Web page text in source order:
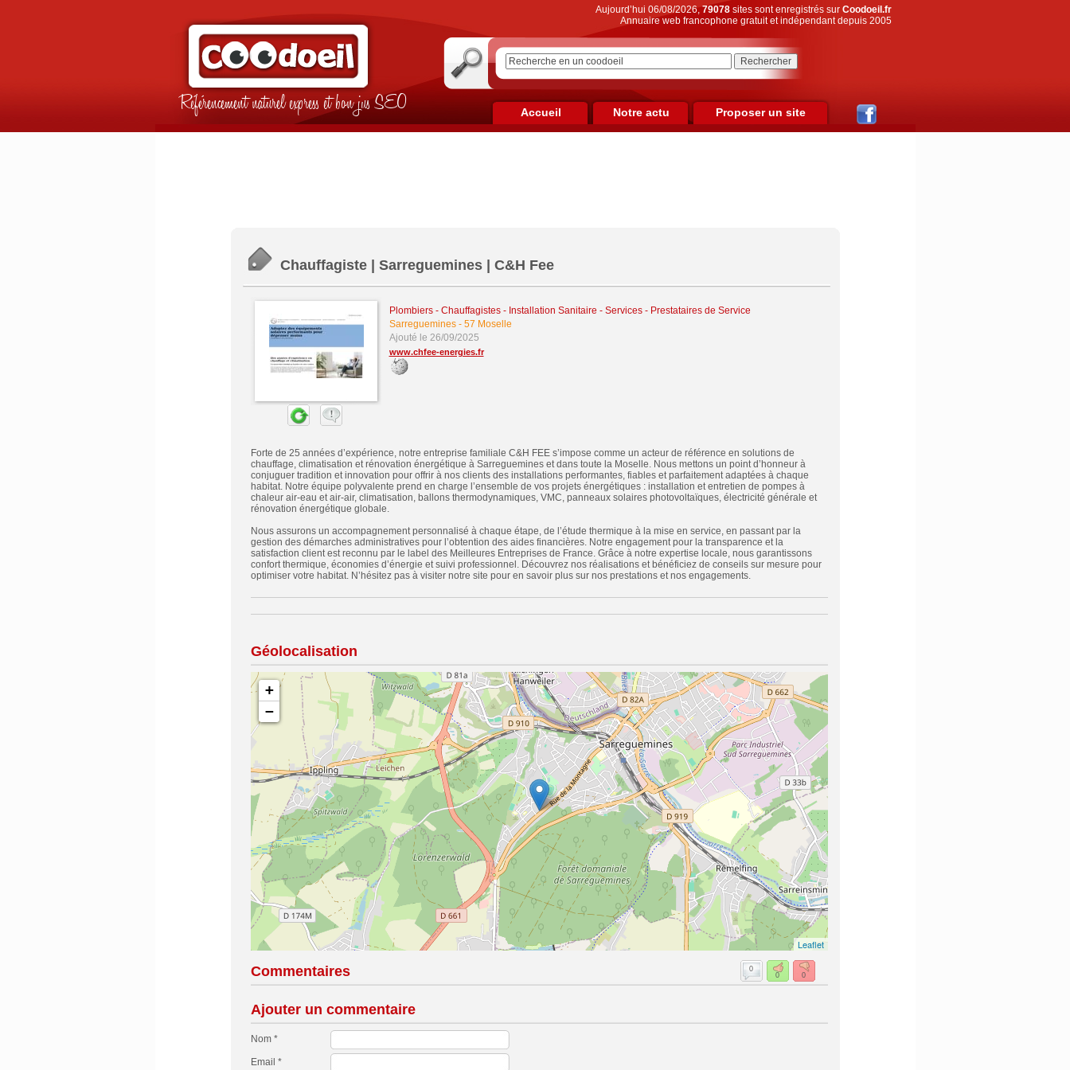
Référencement naturel express et bon jus SEO
Aujourd’hui 06/08/2026,79078sites sont enregistrés sur Coodoeil.fr
Annuaire web francophone gratuit et indépendant depuis 2005
Accueil Notre actu Proposer un site
Chauffagiste | Sarreguemines | C&H Fee
Plombiers - Chauffagistes - Installation Sanitaire - Services - Prestataires de Service
Sarreguemines- 57 Moselle
Ajouté le 26/09/2025
www.chfee-energies.fr
Forte de 25 années d’expérience, notre entreprise familiale C&H FEE s’impose comme un acteur de référence en solutions de
chauffage, climatisation et rénovation énergétique à Sarreguemines et dans toute la Moselle. Nous mettons un point d’honneur à
conjuguer tradition et innovation pour offrir à nos clients des installations performantes, fiables et parfaitement adaptées à chaque
habitat. Notre équipe polyvalente prend en charge l’ensemble de vos projets énergétiques : installation et entretien de pompes à
chaleur air-eau et air-air, climatisation, ballons thermodynamiques, VMC, panneaux solaires photovoltaïques, électricité générale et
rénovation énergétique globale.
Nous assurons un accompagnement personnalisé à chaque étape, de l’étude thermique à la mise en service, en passant par la
gestion des démarches administratives pour l’obtention des aides financières. Notre engagement pour la transparence et la
satisfaction client est reconnu par le label des Meilleures Entreprises de France. Grâce à notre expertise locale, nous garantissons
confort thermique, économies d’énergie et suivi professionnel. Découvrez nos réalisations et bénéficiez de conseils sur mesure pour
optimiser votre habitat. N’hésitez pas à visiter notre site pour en savoir plus sur nos prestations et nos engagements.
Géolocalisation
+
−
Leaflet
Commentaires
0
0
0
Ajouter un commentaire
Nom *
Email *